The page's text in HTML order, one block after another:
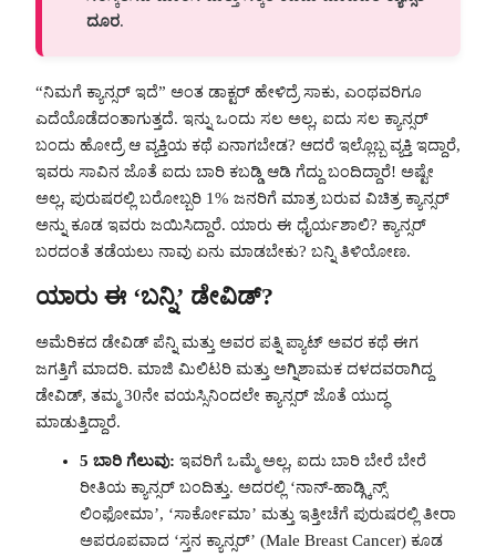
ದೂರ.
“ನಿಮಗೆ ಕ್ಯಾನ್ಸರ್ ಇದೆ” ಅಂತ ಡಾಕ್ಟರ್ ಹೇಳಿದ್ರೆ ಸಾಕು, ಎಂಥವರಿಗೂ
ಎದೆಯೊಡೆದಂತಾಗುತ್ತದೆ. ಇನ್ನು ಒಂದು ಸಲ ಅಲ್ಲ, ಐದು ಸಲ ಕ್ಯಾನ್ಸರ್
ಬಂದು ಹೋದ್ರೆ ಆ ವ್ಯಕ್ತಿಯ ಕಥೆ ಏನಾಗಬೇಡ? ಆದರೆ ಇಲ್ಲೊಬ್ಬ ವ್ಯಕ್ತಿ ಇದ್ದಾರೆ,
ಇವರು ಸಾವಿನ ಜೊತೆ ಐದು ಬಾರಿ ಕಬಡ್ಡಿ ಆಡಿ ಗೆದ್ದು ಬಂದಿದ್ದಾರೆ! ಅಷ್ಟೇ
ಅಲ್ಲ, ಪುರುಷರಲ್ಲಿ ಬರೋಬ್ಬರಿ 1% ಜನರಿಗೆ ಮಾತ್ರ ಬರುವ ವಿಚಿತ್ರ ಕ್ಯಾನ್ಸರ್
ಅನ್ನು ಕೂಡ ಇವರು ಜಯಿಸಿದ್ದಾರೆ. ಯಾರು ಈ ಧೈರ್ಯಶಾಲಿ? ಕ್ಯಾನ್ಸರ್
ಬರದಂತೆ ತಡೆಯಲು ನಾವು ಏನು ಮಾಡಬೇಕು? ಬನ್ನಿ ತಿಳಿಯೋಣ.
ಯಾರು ಈ ‘ಬನ್ನಿ’ ಡೇವಿಡ್?
ಅಮೆರಿಕದ ಡೇವಿಡ್ ಪೆನ್ನಿ ಮತ್ತು ಅವರ ಪತ್ನಿ ಪ್ಯಾಟ್ ಅವರ ಕಥೆ ಈಗ
ಜಗತ್ತಿಗೆ ಮಾದರಿ. ಮಾಜಿ ಮಿಲಿಟರಿ ಮತ್ತು ಅಗ್ನಿಶಾಮಕ ದಳದವರಾಗಿದ್ದ
ಡೇವಿಡ್, ತಮ್ಮ 30ನೇ ವಯಸ್ಸಿನಿಂದಲೇ ಕ್ಯಾನ್ಸರ್ ಜೊತೆ ಯುದ್ಧ
ಮಾಡುತ್ತಿದ್ದಾರೆ.
5 ಬಾರಿ ಗೆಲುವು: ಇವರಿಗೆ ಒಮ್ಮೆ ಅಲ್ಲ, ಐದು ಬಾರಿ ಬೇರೆ ಬೇರೆ
ರೀತಿಯ ಕ್ಯಾನ್ಸರ್ ಬಂದಿತ್ತು. ಅದರಲ್ಲಿ ‘ನಾನ್-ಹಾಡ್ಗ್ಕಿನ್ಸ್
ಲಿಂಫೋಮಾ’, ‘ಸಾರ್ಕೋಮಾ’ ಮತ್ತು ಇತ್ತೀಚೆಗೆ ಪುರುಷರಲ್ಲಿ ತೀರಾ
ಅಪರೂಪವಾದ ‘ಸ್ತನ ಕ್ಯಾನ್ಸರ್’ (Male Breast Cancer) ಕೂಡ